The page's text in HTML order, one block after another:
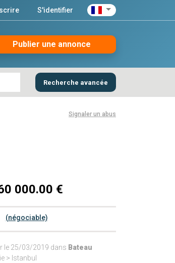
S'identifier
Publier une annonce
Recherche avancée
Signaler un abus
000.00 €
(négociable)
le 25/03/2019 dans Bateau
> Istanbul